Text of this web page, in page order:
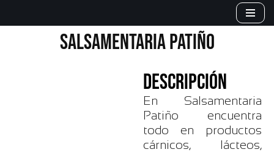
SALSAMENTARIA PATIÑO
DESCRIPCIÓN
En Salsamentaria
Patiño encuentra
todo en productos
cárnicos, lácteos,